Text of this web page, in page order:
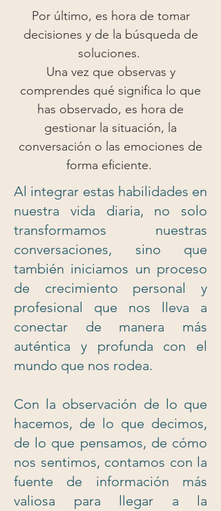
Por último, es hora de tomar
decisiones y de la búsqueda de
soluciones.
Una vez que observas y
comprendes qué significa lo que
has observado, es hora de
gestionar la situación, la
conversación o las emociones de
forma eficiente.
Al integrar estas habilidades en
nuestra vida diaria, no solo
transformamos nuestras
conversaciones, sino que
también iniciamos un proceso
de crecimiento personal y
profesional que nos lleva a
conectar de manera más
auténtica y profunda con el
mundo que nos rodea.
Con la observación de lo que
hacemos, de lo que decimos,
de lo que pensamos, de cómo
nos sentimos, contamos con la
fuente de información más
valiosa para llegar a la